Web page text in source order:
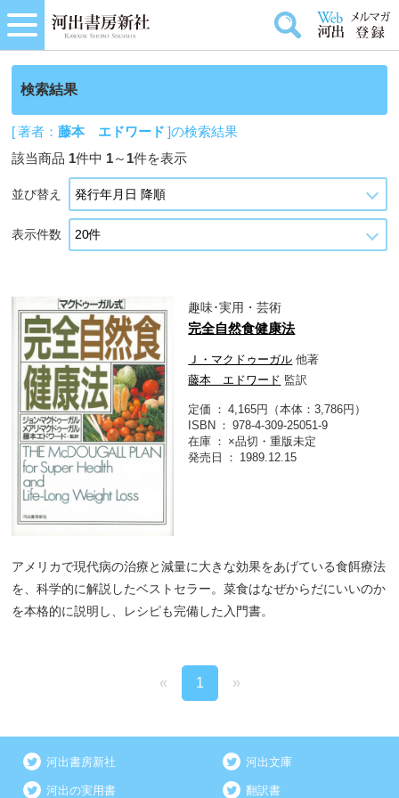
検索結果
[ 著者：藤本 エドワード ]の検索結果
該当商品 1件中 1～ 1件を表示
並び替え
表示件数
趣味･実用・芸術
完全自然食健康法
Ｊ・マクドゥーガル 他著
藤本 エドワード 監訳
定価
4,165円（本体：3,786円）
ISBN
978-4-309-25051-9
在庫
×品切・重版未定
発売日
1989.12.15
アメリカで現代病の治療と減量に大きな効果をあげている食餌療法
を、科学的に解説したベストセラー。菜食はなぜからだにいいのか
を本格的に説明し、レシピも完備した入門書。
« 1 »
河出書房新社 河出文庫
河出の実用書 翻訳書